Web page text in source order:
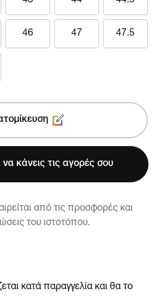
46 47 47.5
κάνεις τις αγορές σου
από τις προσφορές και
του ιστοτόπου.
κατά παραγγελία και θα το